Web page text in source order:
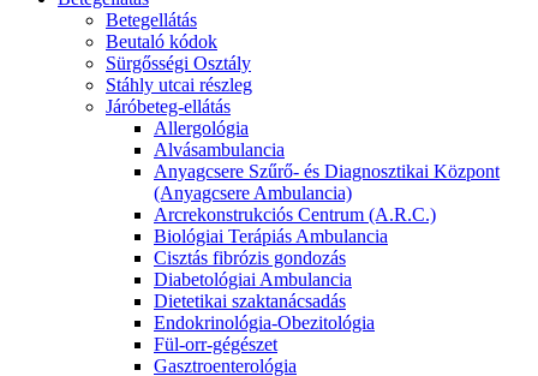
Betegellátás
Beutaló kódok
Sürgősségi Osztály
Stáhly utcai részleg
Járóbeteg-ellátás
Allergológia
Alvásambulancia
Anyagcsere Szűrő- és Diagnosztikai Központ
(Anyagcsere Ambulancia)
Arcrekonstrukciós Centrum (A.R.C.)
Biológiai Terápiás Ambulancia
Cisztás fibrózis gondozás
Diabetológiai Ambulancia
Dietetikai szaktanácsadás
Endokrinológia-Obezitológia
Fül-orr-gégészet
Gasztroenterológia